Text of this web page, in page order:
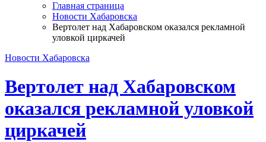
Главная страница
Новости Хабаровска
Вертолет над Хабаровском оказался рекламной
уловкой циркачей
Новости Хабаровска
Вертолет над Хабаровском
оказался рекламной уловкой
циркачей